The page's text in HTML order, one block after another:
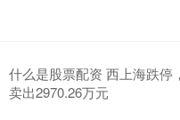
什么是股票配资 西上海跌停
卖出2970.26万元